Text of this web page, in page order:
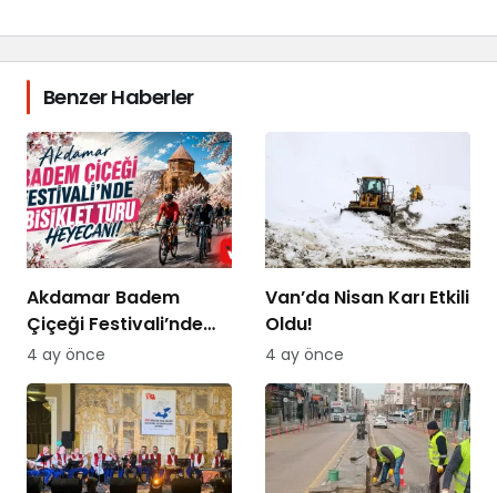
Benzer Haberler
Akdamar Badem
Çiçeği Festivali’nde
Bisiklet Turu Heyecanı
4 ay önce
Van’da Nisan Karı Etkili
Oldu!
4 ay önce